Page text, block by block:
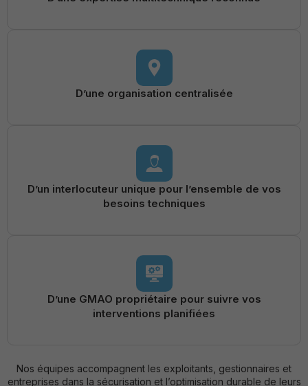
D’une organisation centralisée
D’un interlocuteur unique pour l’ensemble de vos
besoins techniques
D’une GMAO propriétaire pour suivre vos
interventions planifiées
Nos équipes accompagnent les exploitants, gestionnaires et
entreprises dans la sécurisation et l’optimisation durable de leurs